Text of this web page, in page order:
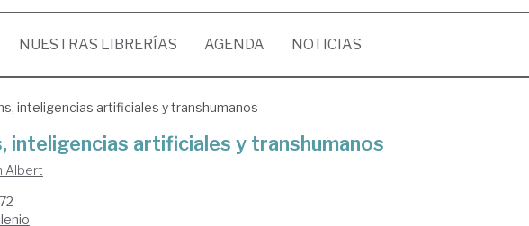
NUESTRAS LIBRERÍAS AGENDA NOTICIAS
inteligencias artificiales y transhumanos
inteligencias artificiales y transhumanos
Albert